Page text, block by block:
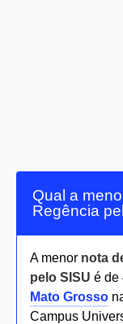
Qual a
Regência
A menor nota
pelo SISU é de
Mato Grosso
Campus